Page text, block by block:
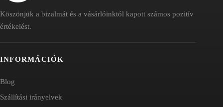
Köszönjük a bizalmát és a vásárlóinktól kapott számos pozitív
értékelést.
INFORMÁCIÓK
Blog
Szállítási irányelvek